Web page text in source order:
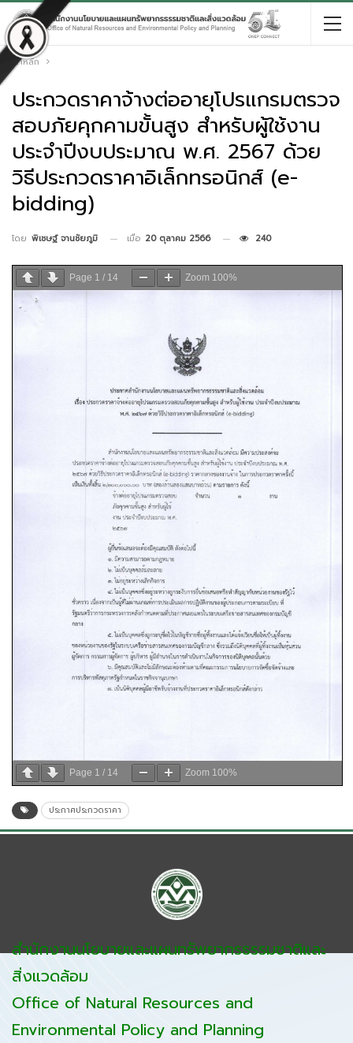
หน้าหลัก
ประกวดราคาจ้างต่ออายุโปรแกรมตรวจ
สอบภัยคุกคามขั้นสูง สำหรับผู้ใช้งาน
ประจำปีงบประมาณ พ.ศ. 2567 ด้วย
วิธีประกวดราคาอิเล็กทรอนิกส์ (e-
bidding)
โดย พิเชษฐ์ จานชัยภูมิ เมื่อ 20 ตุลาคม 2566 240
Page 1 / 14 Zoom 100%
Page 1 / 14 Zoom 100%
ประกาศประกวดราคา
สำนักงานนโยบายและแผนทรัพยากรธรรมชาติและ
สิ่งแวดล้อม
Office of Natural Resources and
Environmental Policy and Planning